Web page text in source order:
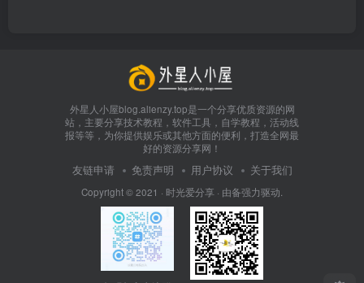
外星人小屋blog.alienzy.top是一个分享优质资源的网
站，主要分享技术教程，软件工具，自学教程，活动线
报等等，为你提供娱乐或其他方面的便利，打造全网最
好的资源分享网！
友链申请 免责声明 用户协议 关于我们
Copyright © 2021 · 时光爱分享 · 由备强力驱动.